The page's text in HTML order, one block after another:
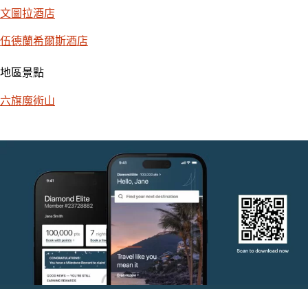
文圖拉酒店
伍德蘭希爾斯酒店
地區景點
六旗魔術山